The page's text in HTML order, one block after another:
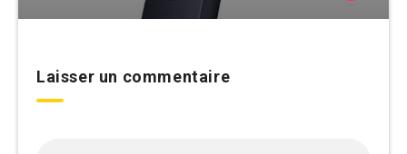
Laisser un commentaire